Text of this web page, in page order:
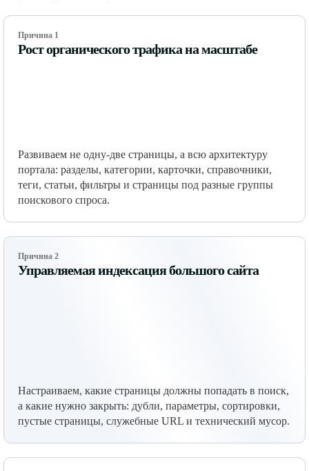
Причина 1
Рост органического трафика на масштабе
Развиваем не одну-две страницы, а всю архитектуру
портала: разделы, категории, карточки, справочники,
теги, статьи, фильтры и страницы под разные группы
поискового спроса.
Причина 2
Управляемая индексация большого сайта
Настраиваем, какие страницы должны попадать в поиск,
а какие нужно закрыть: дубли, параметры, сортировки,
пустые страницы, служебные URL и технический мусор.